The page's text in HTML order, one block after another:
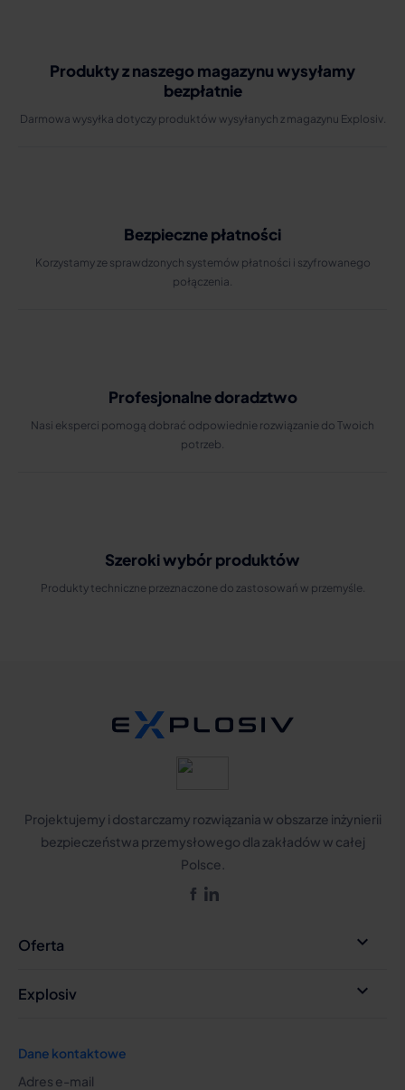
Produkty z naszego magazynu wysyłamy
bezpłatnie
Darmowa wysyłka dotyczy produktów wysyłanych z magazynu Explosiv.
Bezpieczne płatności
Korzystamy ze sprawdzonych systemów płatności i szyfrowanego
połączenia.
Profesjonalne doradztwo
Nasi eksperci pomogą dobrać odpowiednie rozwiązanie do Twoich
potrzeb.
Szeroki wybór produktów
Produkty techniczne przeznaczone do zastosowań w przemyśle.
Projektujemy i dostarczamy rozwiązania w obszarze inżynierii
bezpieczeństwa przemysłowego dla zakładów w całej
Polsce.
Facebook
Oferta 
Explosiv 
Dane kontaktowe
Adres e-mail